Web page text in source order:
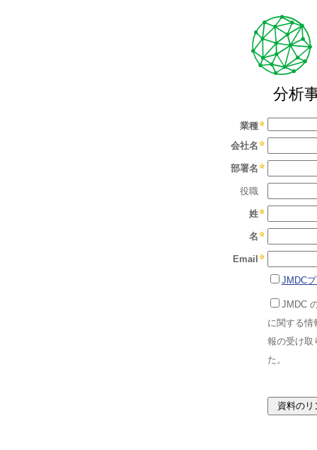
業種
会社名
部署名
役職
姓
名
Email
JMDC
JMDC
に関する情
報の受け取
た。
分析